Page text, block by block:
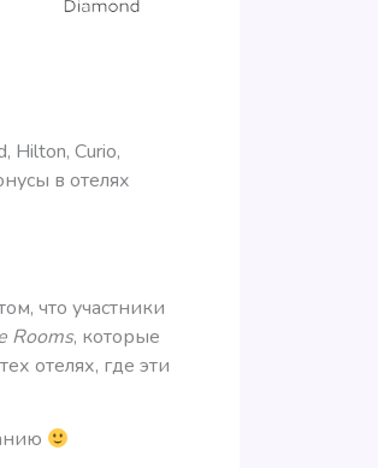
Hilton, Curio,
в отелях
что участники
Rooms, которые
отелях, где эти